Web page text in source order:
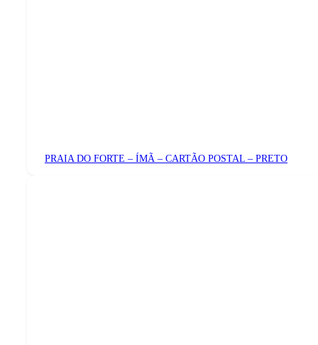
PRAIA DO FORTE – ÍMÃ – CARTÃO POSTAL – PRETO